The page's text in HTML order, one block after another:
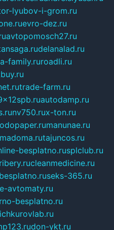
lyubov-i-grom.ru
evro-dez.ru
avtopomosch27.ru
delanalad.ru
family.ruroadli.ru
trade-farm.ru
autodamp.ru
nv750.rux-ton.ru
manunae.ru
madoma.rutajuncos.ru
besplatno.rusplclub.ru
ribery.rucleanmedicine.ru
seks-365.ru
avtomaty.ru
besplatno.ru
don-ykt.ru